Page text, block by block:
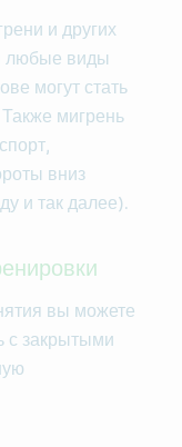
и других
любые виды
могут стать
мигрень
вниз
и так далее).
вы можете
с закрытыми